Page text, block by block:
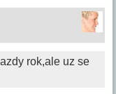
rok,ale uz se